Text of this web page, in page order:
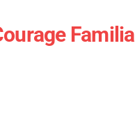
Familial